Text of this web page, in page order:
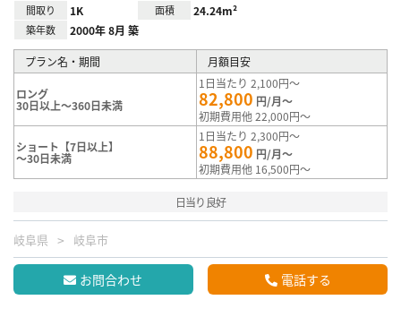
間取り 1K 面積 24.24m²
築年数 2000年 8月 築
プラン名・期間 月額目安
ロング
30日以上～360日未満
1日当たり 2,100円～
82,800 円/月～
初期費用他 22,000円～
ショート【7日以上】
～30日未満
1日当たり 2,300円～
88,800 円/月～
初期費用他 16,500円～
日当り良好
岐阜県 岐阜市
お問合わせ 電話する